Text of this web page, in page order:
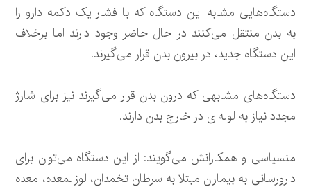
دستگاه‌هایی مشابه این دستگاه که با فشار یک دکمه دارو را
به بدن منتقل می‌کنند در حال حاضر وجود دارند اما برخلاف
این دستگاه جدید، در بیرون بدن قرار می‌گیرند.
دستگاه‌های مشابهی که درون بدن قرار می‌گیرند نیز برای شارژ
مجدد نیاز به لوله‌ای در خارج بدن دارند.
منسیاسی و همکارانش می‌گویند: از این دستگاه می‌توان برای
دارورسانی به بیماران مبتلا به سرطان تخمدان، لوزالمعده، معده